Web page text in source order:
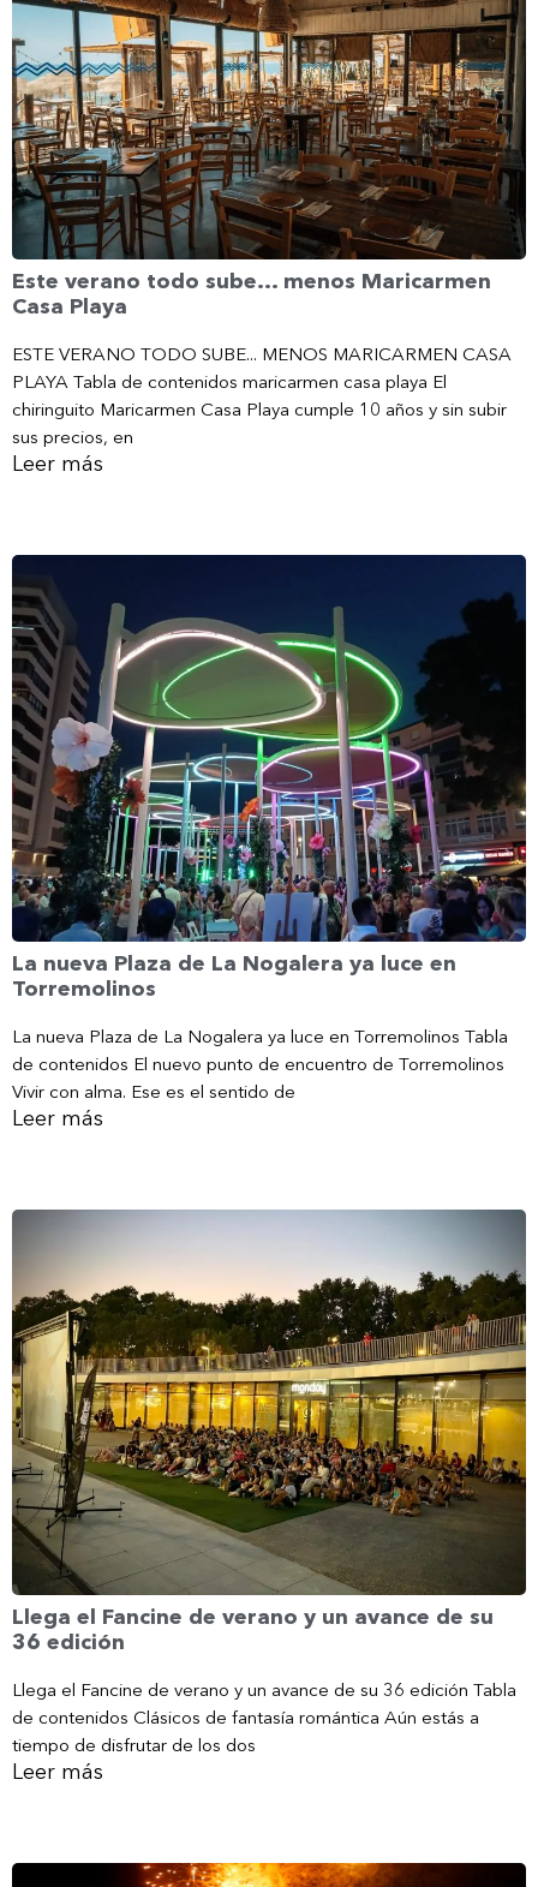
Este verano todo sube… menos Maricarmen
Casa Playa
ESTE VERANO TODO SUBE... MENOS MARICARMEN CASA
PLAYA Tabla de contenidos maricarmen casa playa El
chiringuito Maricarmen Casa Playa cumple 10 años y sin subir
sus precios, en
Leer más
La nueva Plaza de La Nogalera ya luce en
Torremolinos
La nueva Plaza de La Nogalera ya luce en Torremolinos Tabla
de contenidos El nuevo punto de encuentro de Torremolinos
Vivir con alma. Ese es el sentido de
Leer más
Llega el Fancine de verano y un avance de su
36 edición
Llega el Fancine de verano y un avance de su 36 edición Tabla
de contenidos Clásicos de fantasía romántica Aún estás a
tiempo de disfrutar de los dos
Leer más